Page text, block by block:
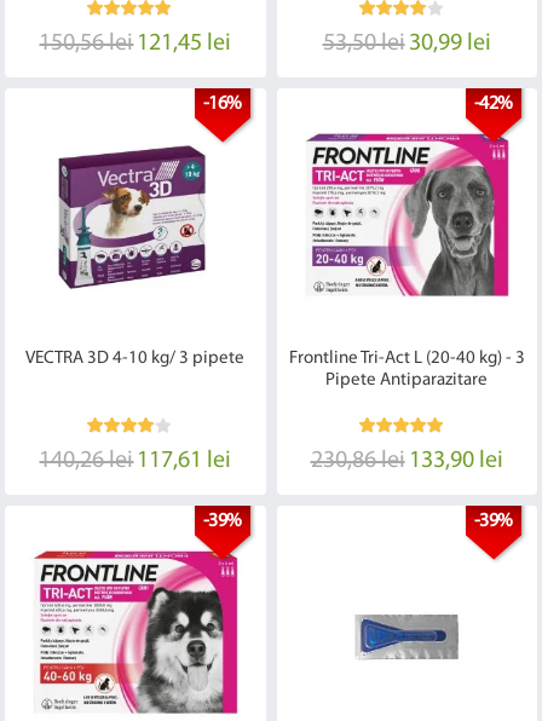
150,56 lei 121,45 lei 53,50 lei 30,99 lei
-16%
VECTRA 3D 4-10 kg/ 3 pipete
140,26 lei 117,61 lei
-42%
Frontline Tri-Act L (20-40 kg) - 3
Pipete Antiparazitare
230,86 lei 133,90 lei
-39% -39%